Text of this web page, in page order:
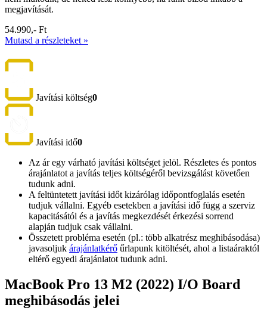
megjavítását.
54.990,- Ft
Mutasd a részleteket »
Javítási költség0
Javítási idő0
Az ár egy várható javítási költséget jelöl. Részletes és pontos
árajánlatot a javítás teljes költségéről bevizsgálást követően
tudunk adni.
A feltüntetett javítási időt kizárólag időpontfoglalás esetén
tudjuk vállalni. Egyéb esetekben a javítási idő függ a szerviz
kapacitásától és a javítás megkezdését érkezési sorrend
alapján tudjuk csak vállalni.
Összetett probléma esetén (pl.: több alkatrész meghibásodása)
javasoljuk árajánlatkérő űrlapunk kitöltését, ahol a listaáraktól
eltérő egyedi árajánlatot tudunk adni.
MacBook Pro 13 M2 (2022) I/O Board
meghibásodás jelei